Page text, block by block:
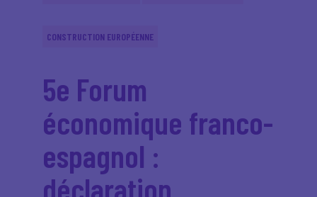
CONSTRUCTION EUROPÉENNE
5e Forum
économique franco-
espagnol :
déclaration